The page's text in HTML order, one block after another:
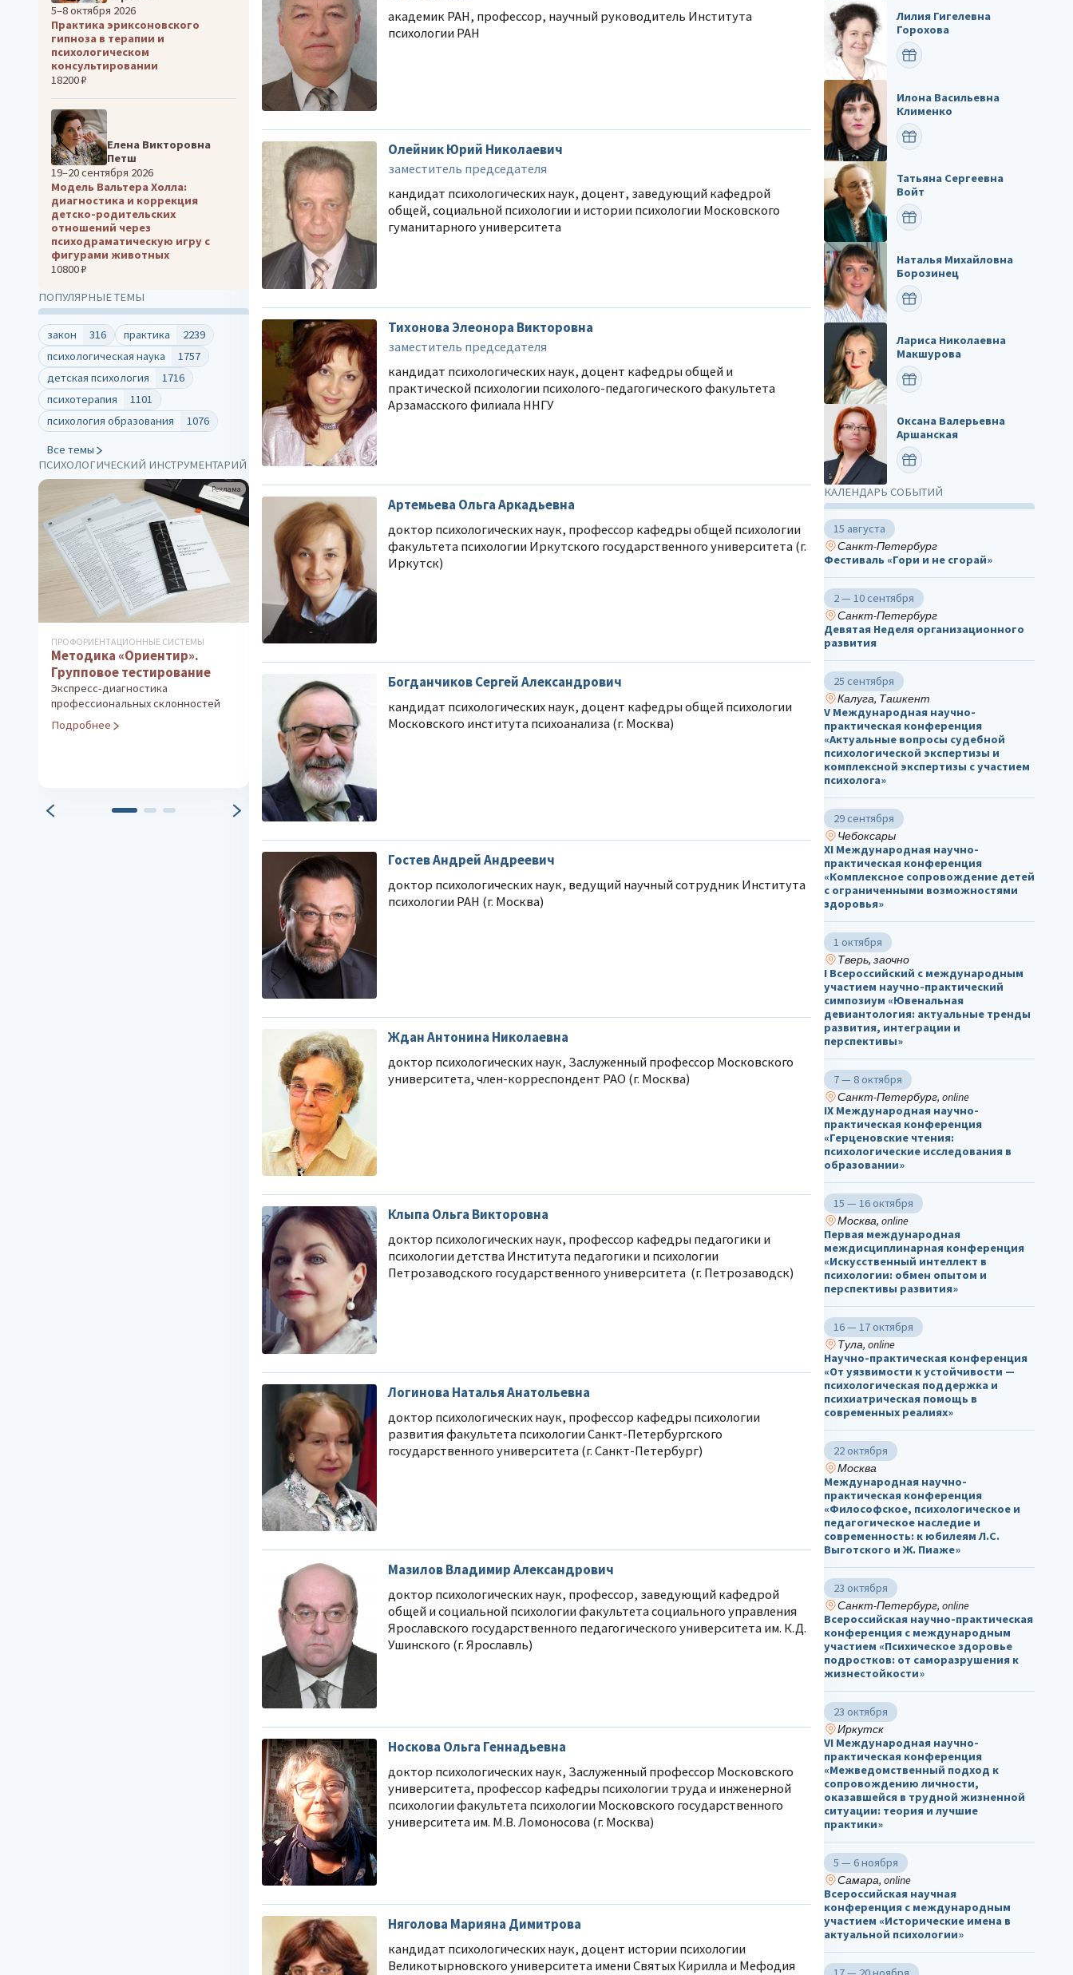
академик РАН, профессор, научный руководитель Института
психологии РАН
Олейник Юрий Николаевич
заместитель председателя
кандидат психологических наук, доцент, заведующий кафедрой
общей, социальной психологии и истории психологии Московского
гуманитарного университета
Тихонова Элеонора Викторовна
заместитель председателя
кандидат психологических наук, доцент кафедры общей и
практической психологии психолого-педагогического факультета
Арзамасского филиала ННГУ
Артемьева Ольга Аркадьевна
доктор психологических наук, профессор кафедры общей психологии
факультета психологии Иркутского государственного университета (г.
Иркутск)
Богданчиков Сергей Александрович
кандидат психологических наук, доцент кафедры общей психологии
Московского института психоанализа (г. Москва)
Гостев Андрей Андреевич
доктор психологических наук, ведущий научный сотрудник Института
психологии РАН (г. Москва)
Ждан Антонина Николаевна
доктор психологических наук, Заслуженный профессор Московского
университета, член-корреспондент РАО (г. Москва)
Клыпа Ольга Викторовна
доктор психологических наук, профессор кафедры педагогики и
психологии детства Института педагогики и психологии
Петрозаводского государственного университета (г. Петрозаводск)
Логинова Наталья Анатольевна
доктор психологических наук, профессор кафедры психологии
развития факультета психологии Санкт-Петербургского
государственного университета (г. Санкт-Петербург)
Мазилов Владимир Александрович
доктор психологических наук, профессор, заведующий кафедрой
общей и социальной психологии факультета социального управления
Ярославского государственного педагогического университета им. К.Д.
Ушинского (г. Ярославль)
Носкова Ольга Геннадьевна
доктор психологических наук, Заслуженный профессор Московского
университета, профессор кафедры психологии труда и инженерной
психологии факультета психологии Московского государственного
университета им. М.В. Ломоносова (г. Москва)
Няголова Марияна Димитрова
кандидат психологических наук, доцент истории психологии
Великотырновского университета имени Святых Кирилла и Мефодия
5–8 октября 2026
Практика эриксоновского
гипноза в терапии и
психологическом
консультировании
18200 ₽
Елена Викторовна
Петш
19–20 сентября 2026
Модель Вальтера Холла:
диагностика и коррекция
детско-родительских
отношений через
психодраматическую игру с
фигурами животных
10800 ₽
ПОПУЛЯРНЫЕ ТЕМЫ
закон 316 практика
2239
психологическая наука
1757
детская психология
1716
психотерапия
1101
психология образования
1076
Все темы
ПСИХОЛОГИЧЕСКИЙ ИНСТРУМЕНТАРИЙ
Реклама
ПРОФОРИЕНТАЦИОННЫЕ СИСТЕМЫ
Методика «Ориентир».
Групповое тестирование
Экспресс-диагностика
профессиональных склонностей
Подробнее
Реклама
КОРРЕКЦИОННО-ДИАГНОСТИЧЕСКИЕ
Методика Л. А. Ясюковой
(часть 3)
Прогноз и профилактика проблем
обучения старшеклассников.
Социализация и профессиональное
самоопределение
Подробнее
Реклама
Фрустрационный тест
Розенцвейга (детский)
Прогноз поведения в стрессовых и
конфликтных ситуациях
Лилия Гигелевна
Горохова
ПОЗДРАВИТЬ
Илона Васильевна
Клименко
ПОЗДРАВИТЬ
Татьяна Сергеевна
Войт
ПОЗДРАВИТЬ
Наталья Михайловна
Борозинец
ПОЗДРАВИТЬ
Лариса Николаевна
Макшурова
ПОЗДРАВИТЬ
Оксана Валерьевна
Аршанская
ПОЗДРАВИТЬ
КАЛЕНДАРЬ СОБЫТИЙ
15 августа
Санкт-Петербург
Фестиваль «Гори и не сгорай»
2 — 10 сентября
Санкт-Петербург
Девятая Неделя организационного
развития
25 сентября
Калуга, Ташкент
V Международная научно-
практическая конференция
«Актуальные вопросы судебной
психологической экспертизы и
комплексной экспертизы с участием
психолога»
29 сентября
Чебоксары
ХΙ Международная научно-
практическая конференция
«Комплексное сопровождение детей
с ограниченными возможностями
здоровья»
1 октября
Тверь, заочно
I Всероссийский с международным
участием научно-практический
симпозиум «Ювенальная
девиантология: актуальные тренды
развития, интеграции и
перспективы»
7 — 8 октября
Санкт-Петербург, online
IX Международная научно-
практическая конференция
«Герценовские чтения:
психологические исследования в
образовании»
15 — 16 октября
Москва, online
Первая международная
междисциплинарная конференция
«Искусственный интеллект в
психологии: обмен опытом и
перспективы развития»
16 — 17 октября
Тула, online
Научно-практическая конференция
«От уязвимости к устойчивости —
психологическая поддержка и
психиатрическая помощь в
современных реалиях»
22 октября
Москва
Международная научно-
практическая конференция
«Философское, психологическое и
педагогическое наследие и
современность: к юбилеям Л.С.
Выготского и Ж. Пиаже»
23 октября
Санкт-Петербург, online
Всероссийская научно-практическая
конференция с международным
участием «Психическое здоровье
подростков: от саморазрушения к
жизнестойкости»
23 октября
Иркутск
VI Международная научно-
практическая конференция
«Межведомственный подход к
сопровождению личности,
оказавшейся в трудной жизненной
ситуации: теория и лучшие
практики»
5 — 6 ноября
Самара, online
Всероссийская научная
конференция с международным
участием «Исторические имена в
актуальной психологии»